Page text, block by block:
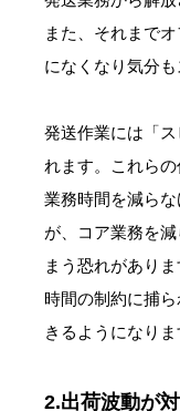
また、それまで
になくなり気分も
発送作業には「
れます。これら
業務時間を減ら
が、コア業務を
まう恐れがあり
時間の制約に捕
きるようになりま
2.出荷波動が